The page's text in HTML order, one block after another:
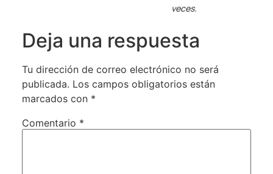
veces.
Deja una respuesta
Tu dirección de correo electrónico no será
publicada. Los campos obligatorios están
marcados con *
Comentario *